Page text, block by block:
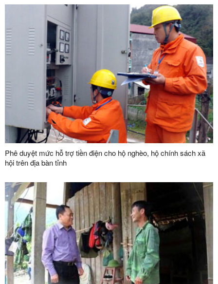
Phê duyệt mức hỗ trợ tiền điện cho hộ nghèo, hộ chính sách xã
hội trên địa bàn tỉnh